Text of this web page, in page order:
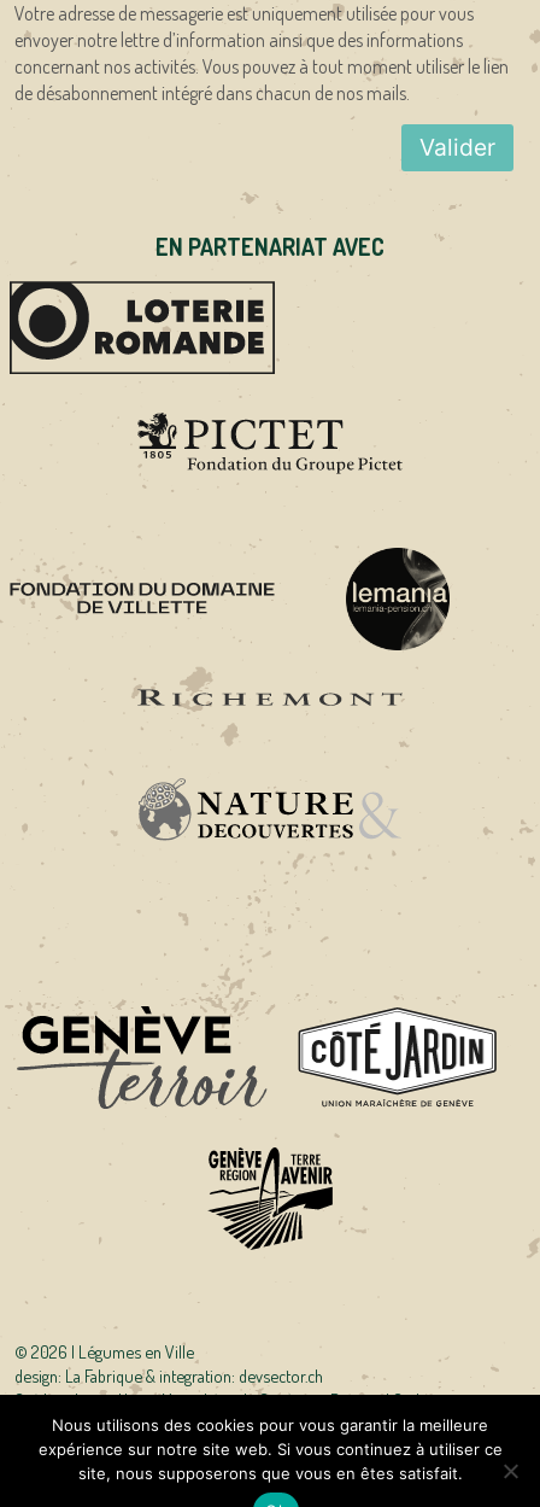
Votre adresse de messagerie est uniquement utilisée pour vous
envoyer notre lettre d’information ainsi que des informations
concernant nos activités. Vous pouvez à tout moment utiliser le lien
de désabonnement intégré dans chacun de nos mails.
EN PARTENARIAT AVEC
© 2026 | Légumes en Ville
design: La Fabrique& integration: devsector.ch
Crédits photo : Union Maraîchère de Genève et Bertrand Carlier
Nous utilisons des cookies pour vous garantir la meilleure
expérience sur notre site web. Si vous continuez à utiliser ce
site, nous supposerons que vous en êtes satisfait.